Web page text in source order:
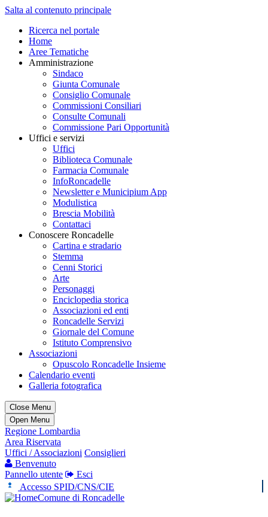
Salta al contenuto principale
Ricerca nel portale
Home
Aree Tematiche
Amministrazione
Sindaco
Giunta Comunale
Consiglio Comunale
Commissioni Consiliari
Consulte Comunali
Commissione Pari Opportunità
Uffici e servizi
Uffici
Biblioteca Comunale
Farmacia Comunale
InfoRoncadelle
Newsletter e Municipium App
Modulistica
Brescia Mobilità
Contattaci
Conoscere Roncadelle
Cartina e stradario
Stemma
Cenni Storici
Arte
Personaggi
Enciclopedia storica
Associazioni ed enti
Roncadelle Servizi
Giornale del Comune
Istituto Comprensivo
Associazioni
Opuscolo Roncadelle Insieme
Calendario eventi
Galleria fotografica
Close Menu
Open Menu
Regione Lombardia
Area Riservata
Uffici / Associazioni Consiglieri
Benvenuto
Pannello utente
Esci
Accesso SPID/CNS/CIE
Comune di Roncadelle